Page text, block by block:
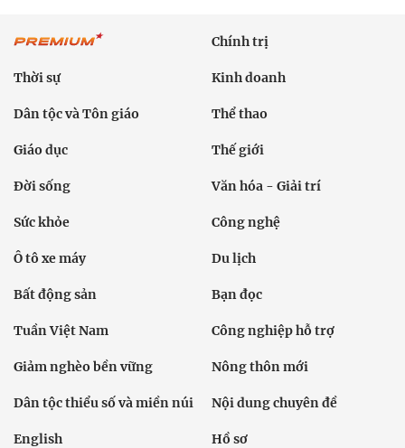
Chính trị
Thời sự Kinh doanh
Dân tộc và Tôn giáo Thể thao
Giáo dục Thế giới
Đời sống Văn hóa - Giải trí
Sức khỏe Công nghệ
Ô tô xe máy Du lịch
Bất động sản Bạn đọc
Tuần Việt Nam Công nghiệp hỗ trợ
Giảm nghèo bền vững Nông thôn mới
Dân tộc thiểu số và miền núi Nội dung chuyên đề
English Hồ sơ